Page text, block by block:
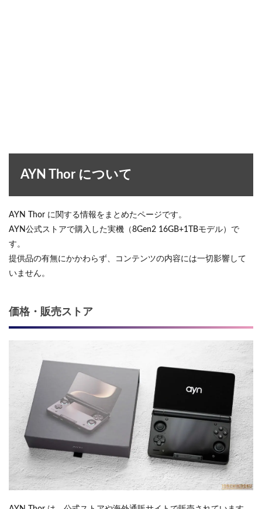
AYN Thor について
AYN Thor に関する情報をまとめたページです。
AYN公式ストアで購入した実機（8Gen2 16GB+1TBモデル）で
す。
提供品の有無にかかわらず、コンテンツの内容には一切影響して
いません。
価格・販売ストア